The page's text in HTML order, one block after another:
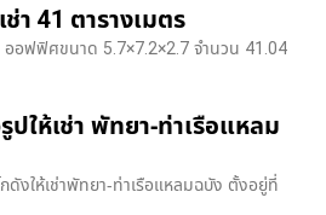
า 41 ตารางเมตร
ออฟฟิศขนาด 5.7×7.2×2.7 จำนวน 41.04
ปให้เช่า พัทยา-ท่าเรือแหลม
งให้เช่าพัทยา-ท่าเรือแหลมฉบัง ตั้งอยู่ที่